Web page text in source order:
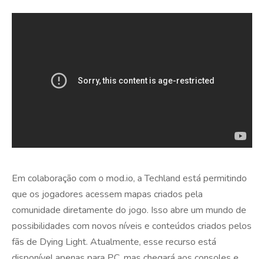
Em colaboração com o mod.io, a Techland está permitindo
que os jogadores acessem mapas criados pela
comunidade diretamente do jogo. Isso abre um mundo de
possibilidades com novos níveis e conteúdos criados pelos
fãs de Dying Light. Atualmente, esse recurso está